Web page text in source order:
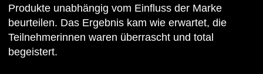
Produkte unabhängig vom Einfluss der Marke
beurteilen. Das Ergebnis kam wie erwartet, die
Teilnehmerinnen waren überrascht und total
begeistert.